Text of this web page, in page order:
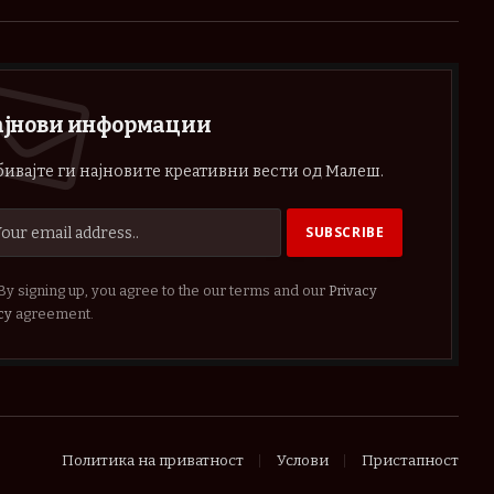
информации
ги најновите креативни вести од Малеш.
signing up, you agree to the our terms and our Privacy
agreement.
Политика на приватност Услови Пристапност